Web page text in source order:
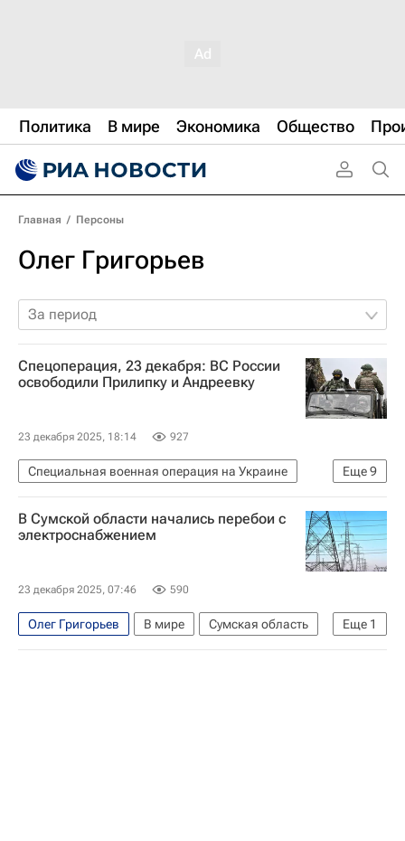
Политика В мире Экономика Общество
Главная / Персоны
Олег Григорьев
За период
Спецоперация, 23 декабря: ВС России
освободили Прилипку и Андреевку
23 декабря 2025, 18:14 927
Еще9
Специальная военная операция на Украине
Россия
Украина Киев
Дональд Трамп
Джо Байден
Виктор Орбан
Ми-24
В Сумской области начались перебои с
электроснабжением
23 декабря 2025, 07:46 590
Еще 1
Олег Григорьев В мире
Сумская область
Украина